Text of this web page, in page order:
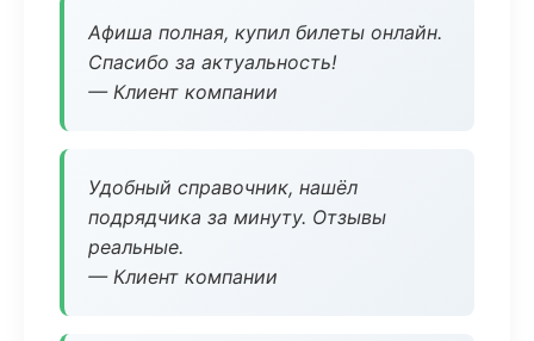
Афиша полная, купил билеты онлайн.
Спасибо за актуальность!
— Клиент компании
Удобный справочник, нашёл
подрядчика за минуту. Отзывы
реальные.
— Клиент компании